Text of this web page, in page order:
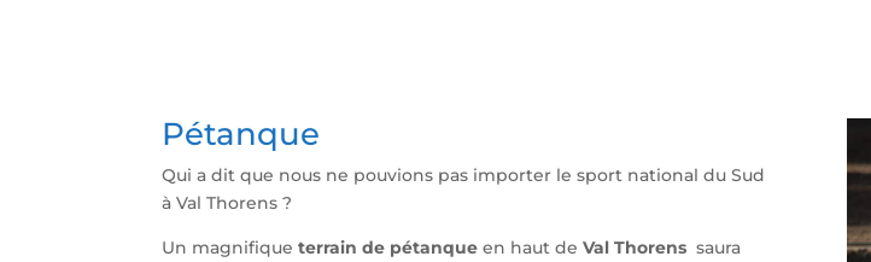
Pétanque
Qui a dit que nous ne pouvions pas importer le sport national du Sud
à Val Thorens ?
Un magnifiqueterrain de pétanqueen haut de Val Thorens saura